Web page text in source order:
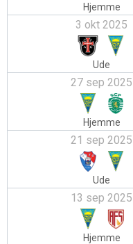
Hjemme
3 okt 2025
Ude
27 sep 2025
Hjemme
21 sep 2025
Ude
13 sep 2025
Hjemme